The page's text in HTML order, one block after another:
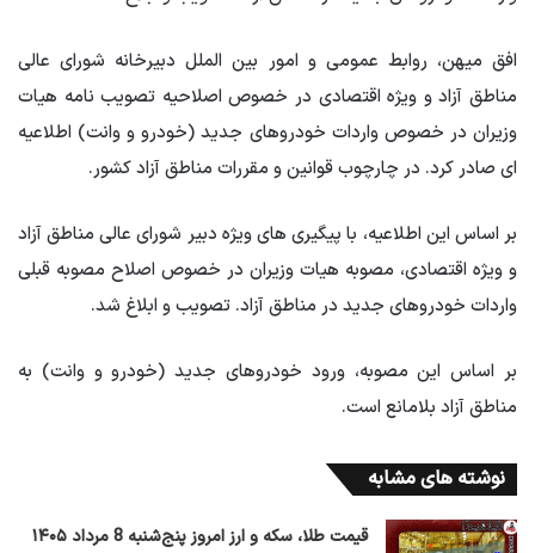
افق میهن، روابط عمومی و امور بین الملل دبیرخانه شورای عالی
مناطق آزاد و ویژه اقتصادی در خصوص اصلاحیه تصویب نامه هیات
وزیران در خصوص واردات خودروهای جدید (خودرو و وانت) اطلاعیه
ای صادر کرد. در چارچوب قوانین و مقررات مناطق آزاد کشور.
بر اساس این اطلاعیه، با پیگیری های ویژه دبیر شورای عالی مناطق آزاد
و ویژه اقتصادی، مصوبه هیات وزیران در خصوص اصلاح مصوبه قبلی
واردات خودروهای جدید در مناطق آزاد. تصویب و ابلاغ شد.
بر اساس این مصوبه، ورود خودروهای جدید (خودرو و وانت) به
مناطق آزاد بلامانع است.
نوشته های مشابه
قیمت طلا، سکه و ارز امروز پنج‌شنبه 8 مرداد ۱۴۰۵